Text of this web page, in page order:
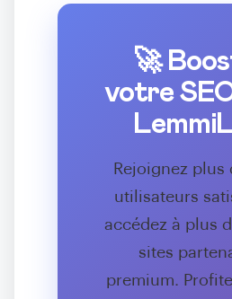
🚀
votre
Rejoignez plus
utilisateurs
accédez à plus
sites
premium.